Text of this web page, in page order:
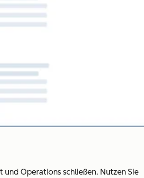
Operations schließen. Nutzen Sie